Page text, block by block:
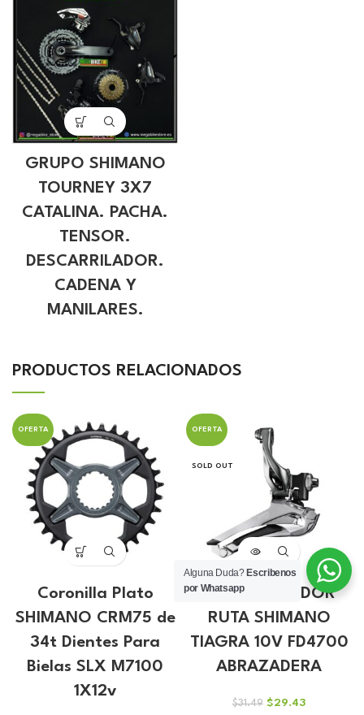
GRUPO SHIMANO
TOURNEY 3X7
CATALINA. PACHA.
TENSOR.
DESCARRILADOR.
CADENA Y
MANILARES.
PRODUCTOS RELACIONADOS
OFERTA
Coronilla Plato
SHIMANO CRM75 de
34t Dientes Para
Bielas SLX M7100
1X12v
OFERTA
SOLD OUT
DESCARRILADOR
RUTA SHIMANO
TIAGRA 10V FD4700
ABRAZADERA
$31.49 El
$29.43El
Alguna Duda? Escribenos
por Whatsapp